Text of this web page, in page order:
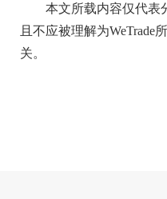
本文所载内容仅代表
且不应被理解为WeTrade
关。